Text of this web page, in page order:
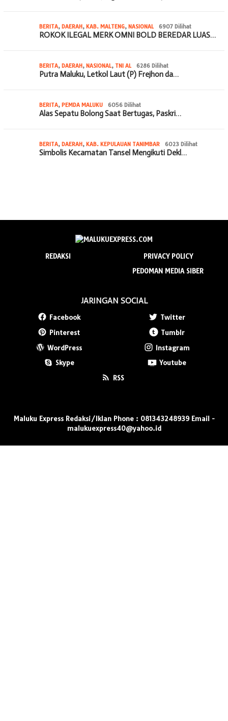
BERITA, DAERAH, KAB. MALTENG, NASIONAL 6907 Dilihat
ROKOK ILEGAL MERK OMNI BOLD BEREDAR LUAS…
BERITA, DAERAH, NASIONAL, TNI AL 6286 Dilihat
Putra Maluku, Letkol Laut (P) Frejhon da…
BERITA, PEMDA MALUKU 6056 Dilihat
Alas Sepatu Bolong Saat Bertugas, Paskri…
BERITA, DAERAH, KAB. KEPULAUAN TANIMBAR 6023 Dilihat
Simbolis Kecamatan Tansel Mengikuti Dekl…
REDAKSI
PRIVACY POLICY
PEDOMAN MEDIA SIBER
JARINGAN SOCIAL
Facebook
Twitter
Pinterest
Tumblr
WordPress
Instagram
Skype
Youtube
RSS
Maluku Express Redaksi/Iklan Phone : 081343248939 Email -
malukuexpress40@yahoo.id